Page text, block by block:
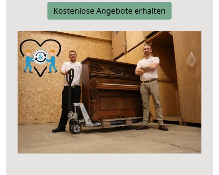
Kostenlose Angebote erhalten